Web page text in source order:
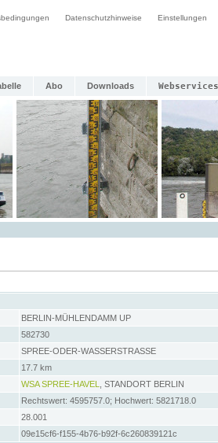
Datenschutzhinweise Einstellungen
Abo Downloads Webservices
BERLIN-MÜHLENDAMM UP
582730
SPREE-ODER-WASSERSTRASSE
17.7 km
WSA SPREE-HAVEL
, STANDORT BERLIN
Rechtswert: 4595757.0; Hochwert: 5821718.0
28.001
09e15cf6-f155-4b76-b92f-6c260839121c